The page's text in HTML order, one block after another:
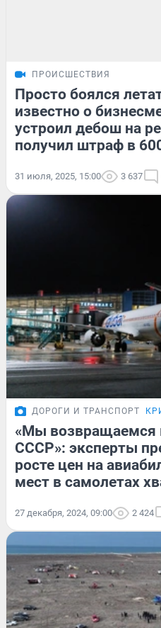
ПРОИСШЕСТВИЯ
Просто боялся
известно о
устроил дебош на
получил штраф в
31 июля, 2025, 15:00 3 637
ДОРОГИ И ТРАНСПОРТ
«Мы возвращаемся
СССР»: эксперты
росте цен на
мест в самолетах
27 декабря, 2024, 09:00 2 424